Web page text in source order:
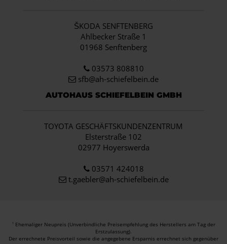
ŠKODA SENFTENBERG
Ahlbecker Straße 1
01968 Senftenberg
03573 808810
sfb@ah-schiefelbein.de
AUTOHAUS SCHIEFELBEIN GMBH
TOYOTA GESCHÄFTSKUNDENZENTRUM
Elsterstraße 102
02977 Hoyerswerda
03571 424018
t.gaebler@ah-schiefelbein.de
1 Ehemaliger Neupreis (Unverbindliche Preisempfehlung des Herstellers am Tag der
Erstzulassung).
Der errechnete Preisvorteil sowie die angegebene Ersparnis errechnet sich gegenüber